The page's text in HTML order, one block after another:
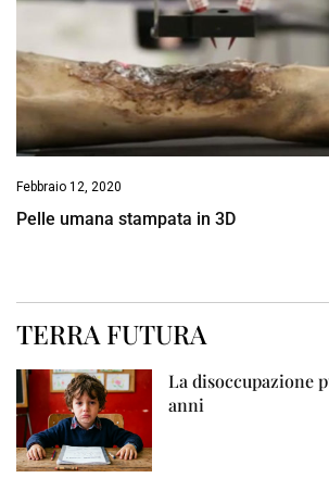
Febbraio 12, 2020
Pelle umana stampata in 3D
TERRA FUTURA
La disoccupazione
anni